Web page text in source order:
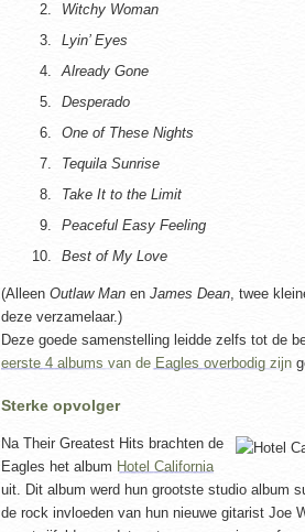
Witchy Woman
Lyin’ Eyes
Already Gone
Desperado
One of These Nights
Tequila Sunrise
Take It to the Limit
Peaceful Easy Feeling
Best of My Love
(Alleen Outlaw Man en James Dean, twee
deze verzamelaar.)
Deze goede samenstelling leidde zelfs tot de
eerste 4 albums van de Eagles overbodig zijn
Sterke opvolger
Na Their Greatest Hits brachten de
Eagles het album Hotel California
uit. Dit album werd hun grootste studio album
de rock invloeden van hun nieuwe gitarist Joe